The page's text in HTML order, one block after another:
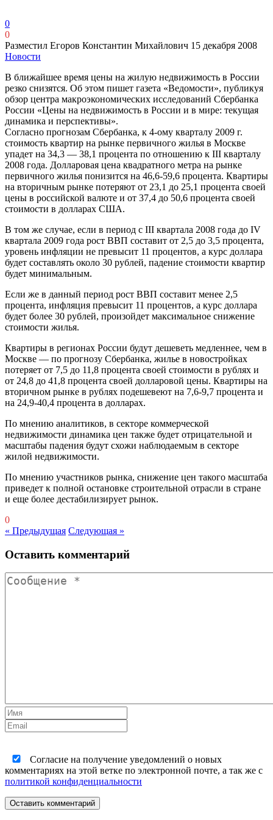
0
0
Разместил Егоров Константин Михайлович 15 декабря 2008
Новости
В ближайшее время цены на жилую недвижимость в России
резко снизятся. Об этом пишет газета «Ведомости», публикуя
обзор центра макроэкономических исследований Сбербанка
России «Цены на недвижимость в России и в мире: текущая
динамика и перспективы».
Согласно прогнозам Сбербанка, к 4-ому кварталу 2009 г.
стоимость квартир на рынке первичного жилья в Москве
упадет на 34,3 — 38,1 процента по отношению к III кварталу
2008 года. Долларовая цена квадратного метра на рынке
первичного жилья понизится на 46,6-59,6 процента. Квартиры
на вторичным рынке потеряют от 23,1 до 25,1 процента своей
цены в российской валюте и от 37,4 до 50,6 процента своей
стоимости в долларах США.
В том же случае, если в период c III квартала 2008 года до IV
квартала 2009 года рост ВВП составит от 2,5 до 3,5 процента,
уровень инфляции не превысит 11 процентов, а курс доллара
будет составлять около 30 рублей, падение стоимости квартир
будет минимальным.
Если же в данный период рост ВВП составит менее 2,5
процента, инфляция превысит 11 процентов, а курс доллара
будет более 30 рублей, произойдет максимальное снижение
стоимости жилья.
Квартиры в регионах России будут дешеветь медленнее, чем в
Москве — по прогнозу Сбербанка, жилье в новостройках
потеряет от 7,5 до 11,8 процента своей стоимости в рублях и
от 24,8 до 41,8 процента своей долларовой цены. Квартиры на
вторичном рынке в рублях подешевеют на 7,6-9,7 процента и
на 24,9-40,4 процента в долларах.
По мнению аналитиков, в секторе коммерческой
недвижимости динамика цен также будет отрицательной и
масштабы падения будут схожи наблюдаемым в секторе
жилой недвижимости.
По мнению участников рынка, снижение цен такого масштаба
приведет к полной остановке строительной отрасли в стране
и еще более дестабилизирует рынок.
0
« Предыдущая Следующая »
Оставить комментарий
Согласие на получение уведомлений о новых
комментариях на этой ветке по электронной почте, а так же с
политикой конфиденциальности
Оставить комментарий